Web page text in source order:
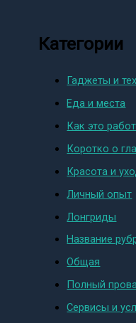
Категории
Гаджеты и
Еда и места
Как это
Коротко о
Красота и
Личный опыт
Лонгриды
Название
Общая
Полный
Сервисы и